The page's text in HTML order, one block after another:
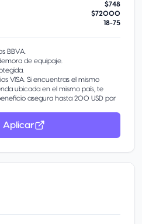
$748
$72000
18-75
BBVA.
de equipaje.
VISA. Si encuentras el mismo
ubicada en el mismo país, te
asegura hasta 200 USD por
Aplicar